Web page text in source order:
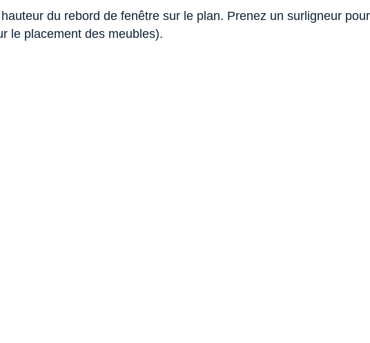
du rebord de fenêtre sur le plan. Prenez un surligneur pour
le placement des meubles).